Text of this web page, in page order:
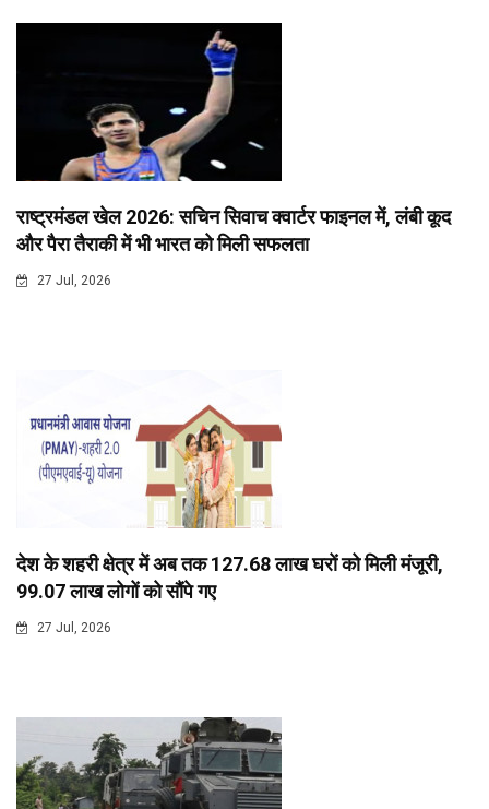
राष्ट्रमंडल खेल 2026: सचिन सिवाच क्वार्टर फाइनल में, लंबी कूद
और पैरा तैराकी में भी भारत को मिली सफलता
27 Jul, 2026
देश के शहरी क्षेत्र में अब तक 127.68 लाख घरों को मिली मंजूरी,
99.07 लाख लोगों को सौंपे गए
27 Jul, 2026